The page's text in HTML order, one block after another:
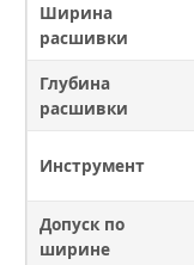
Ширина
расшивки
Глубина
расшивки
Инструмент
Допуск по
ширине